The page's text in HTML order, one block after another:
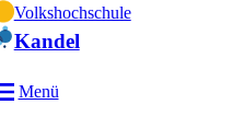
Volkshochschule
Kandel
Menü